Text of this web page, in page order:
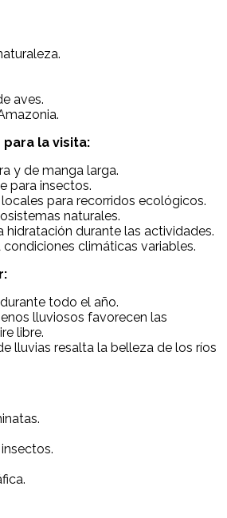
aves.
la visita:
y de manga larga.
para insectos.
para recorridos ecológicos.
naturales.
hidratación durante las actividades.
condiciones climáticas variables.
todo el año.
lluviosos favorecen las
libre.
lluvias resalta la belleza de los ríos